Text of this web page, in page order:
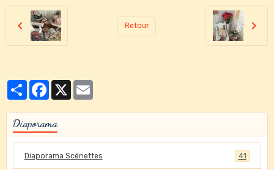
Retour
PartagerFacebook
Diaporama
Diaporama Scénettes 41